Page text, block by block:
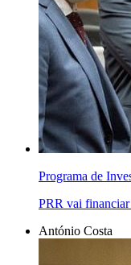
Programa de
PRR vai financiar
António Costa